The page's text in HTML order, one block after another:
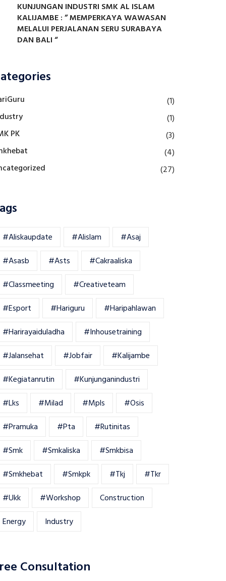
KUNJUNGAN INDUSTRI SMK AL ISLAM
KALIJAMBE : ” MEMPERKAYA WAWASAN
MELALUI PERJALANAN SERU SURABAYA
DAN BALI “
(1)
(1)
PK
(3)
(4)
(27)
#aliskaupdate #alislam
#asaj
#asasb
#asts
#cakraaliska
#classmeeting
#creativeteam
#esport
#hariguru
#haripahlawan
#harirayaiduladha
#inhousetraining
#jalansehat
#jobfair
#kalijambe
#kegiatanrutin
#kunjunganindustri
#lks
#milad #mpls
#osis
#pramuka
#pta
#rutinitas
#smk
#smkaliska
#smkbisa
#smkhebat
#smkpk #tkj
#tkr
#ukk
#workshop
Construction
Energy
Industry
Consultation